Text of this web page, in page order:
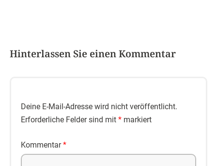
Hinterlassen Sie einen Kommentar
Deine E-Mail-Adresse wird nicht veröffentlicht.
Erforderliche Felder sind mit * markiert
Kommentar*